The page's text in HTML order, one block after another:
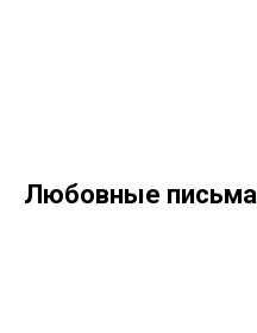
Любовные письма